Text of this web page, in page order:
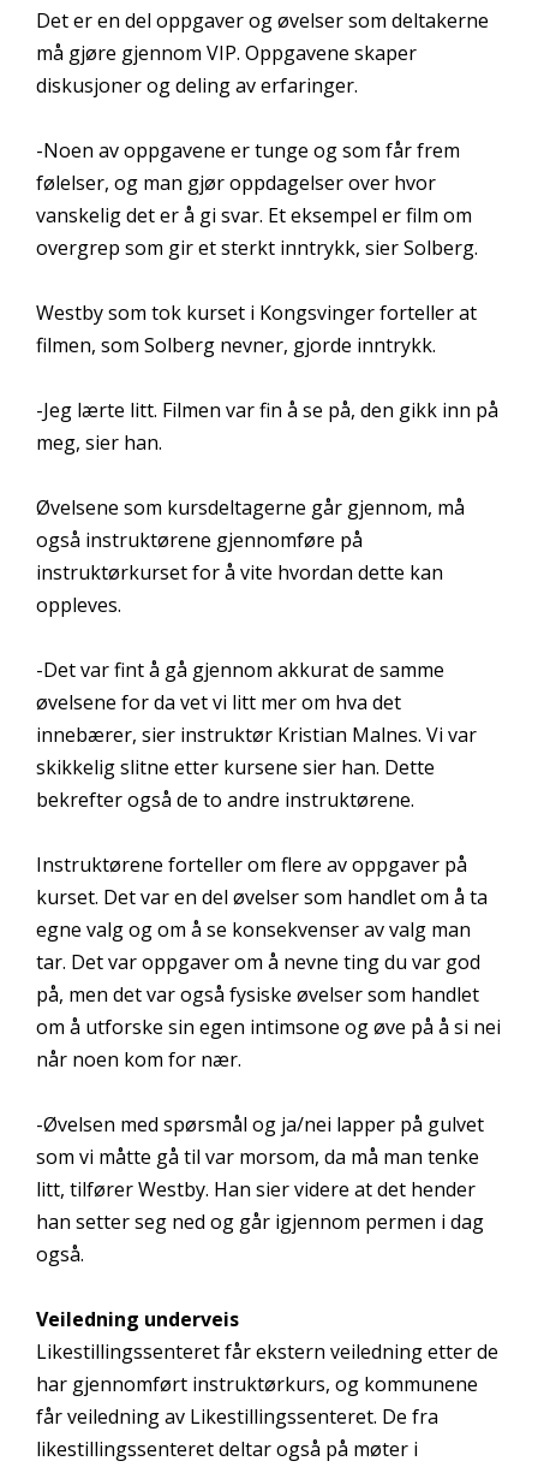
Det er en del oppgaver og øvelser som deltakerne
må gjøre gjennom VIP. Oppgavene skaper
diskusjoner og deling av erfaringer.
-Noen av oppgavene er tunge og som får frem
følelser, og man gjør oppdagelser over hvor
vanskelig det er å gi svar. Et eksempel er film om
overgrep som gir et sterkt inntrykk, sier Solberg.
Westby som tok kurset i Kongsvinger forteller at
filmen, som Solberg nevner, gjorde inntrykk.
-Jeg lærte litt. Filmen var fin å se på, den gikk inn på
meg, sier han.
Øvelsene som kursdeltagerne går gjennom, må
også instruktørene gjennomføre på
instruktørkurset for å vite hvordan dette kan
oppleves.
-Det var fint å gå gjennom akkurat de samme
øvelsene for da vet vi litt mer om hva det
innebærer, sier instruktør Kristian Malnes. Vi var
skikkelig slitne etter kursene sier han. Dette
bekrefter også de to andre instruktørene.
Instruktørene forteller om flere av oppgaver på
kurset. Det var en del øvelser som handlet om å ta
egne valg og om å se konsekvenser av valg man
tar. Det var oppgaver om å nevne ting du var god
på, men det var også fysiske øvelser som handlet
om å utforske sin egen intimsone og øve på å si nei
når noen kom for nær.
-Øvelsen med spørsmål og ja/nei lapper på gulvet
som vi måtte gå til var morsom, da må man tenke
litt, tilfører Westby. Han sier videre at det hender
han setter seg ned og går igjennom permen i dag
også.
Veiledning underveis
Likestillingssenteret får ekstern veiledning etter de
har gjennomført instruktørkurs, og kommunene
får veiledning av Likestillingssenteret. De fra
likestillingssenteret deltar også på møter i